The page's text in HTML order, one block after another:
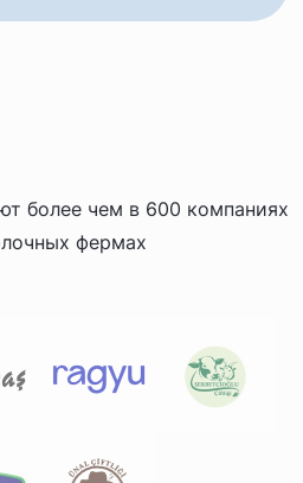
более чем в 600 компаниях
фермах